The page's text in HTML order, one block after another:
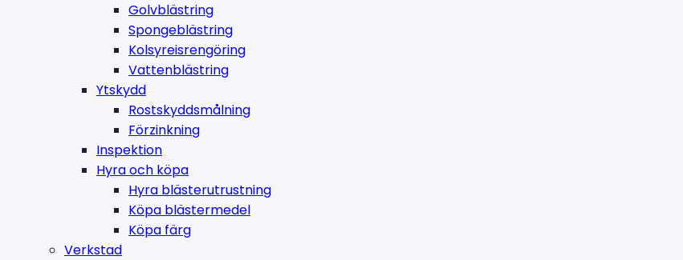
Golvblästring
Spongeblästring
Kolsyreisrengöring
Vattenblästring
Ytskydd
Rostskyddsmålning
Förzinkning
Inspektion
Hyra och köpa
Hyra blästerutrustning
Köpa blästermedel
Köpa färg
Verkstad